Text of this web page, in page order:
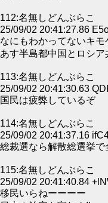
112:名無しどんぶらこ
25/09/02 20:41:27.86
なにもわかってないキ
あす半島都中国とロシ
113:名無しどんぶらこ
25/09/02 20:41:30.63
国民は疲弊しているぞ
114:名無しどんぶらこ
25/09/02 20:41:37.16
総裁選なら解散総選挙
115:名無しどんぶらこ
25/09/02 20:41:40.84
移民いらねーーーー